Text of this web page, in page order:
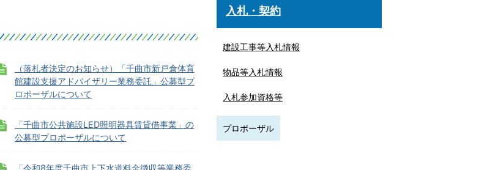
（落札者決定のお知らせ）「千曲市新戸倉体育
館建設支援アドバイザリー業務委託」公募型プ
ロポーザルについて
「千曲市公共施設LED照明器具賃貸借事業」の
公募型プロポーザルについて
「令和8年度千曲市上下水道料金徴収等業務委
入札・契約
建設工事等入札情報
物品等入札情報
入札参加資格等
プロポーザル